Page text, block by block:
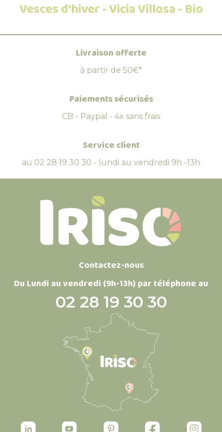
Vesces d'hiver - Vicia Villosa - Bio
Livraison offerte
à partir de 50€*
Paiements sécurisés
CB - Paypal - 4x sans frais
Service client
au 02 28 19 30 30 - lundi au vendredi 9h -13h
Contactez-nous
Du Lundi au vendredi (9h-13h) par téléphone au
02 28 19 30 30